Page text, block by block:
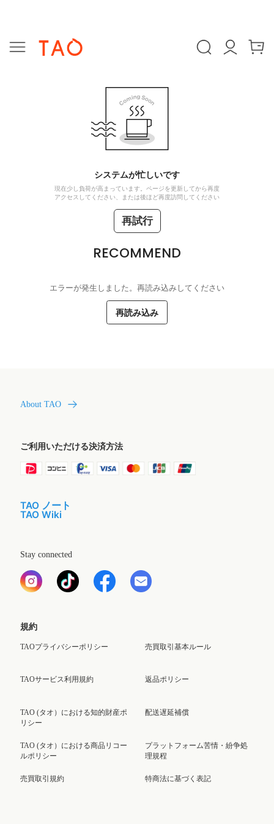
システムが忙しいです
現在少し負荷が高まっています。ページを更新してから再度
アクセスしてください、または後ほど再度訪問してください
再試行
RECOMMEND
エラーが発生しました。再読み込みしてください
再読み込み
About TAO
ご利用いただける決済方法
TAO ノート
TAO Wiki
Stay connected
規約
TAOプライバシーポリシー
TAOサービス利用規約
TAO (タオ）における知的財産ポ
リシー
TAO (タオ）における商品リコー
ルポリシー
売買取引規約
売買取引基本ルール
返品ポリシー
配送遅延補償
プラットフォーム苦情・紛争処
理規程
特商法に基づく表記